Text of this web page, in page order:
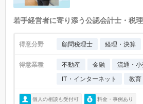
若手経営者に寄り添う公認会計士・税
得意分野 顧問税理士 経理・決算
得意業種 不動産 金融
流通・
IT・インターネット
教育
個人の相談も受付可 料金・事例あり